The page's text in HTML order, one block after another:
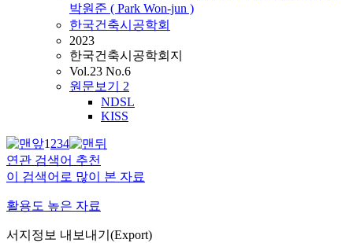
박원준 ( Park Won-jun )
한국건축시공학회
2023
한국건축시공학회지
Vol.23 No.6
원문보기 2
NDSL
KISS
1234
연관 검색어 추천
이 검색어로 많이 본 자료
활용도 높은 자료
서지정보 내보내기(Export)